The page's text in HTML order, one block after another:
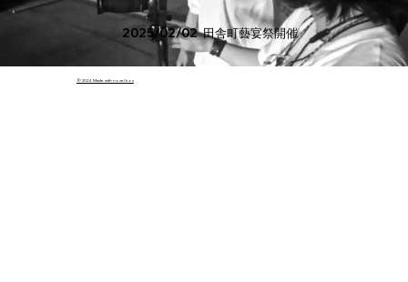
​田舎町藝宴祭開催
2025/02/02
© 2024 Made with novel box